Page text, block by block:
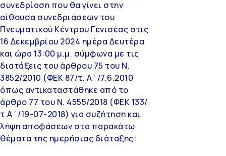
συνεδρίαση που θα γίνει στην
αίθουσα συνεδριάσεων του
Πνευματικού Κέντρου Γενισέας στις
16 Δεκεμβρίου 2024 ημέρα Δευτέρα
και ώρα 13:00 μ.μ. σύμφωνα με τις
διατάξεις του άρθρου 75 του Ν.
3852/2010 (ΦΕΚ 87/τ. Α΄/7.6.2010
όπως αντικαταστάθηκε από το
άρθρο 77 του Ν. 4555/2018 (ΦΕΚ 133/
τ.Α΄/19-07-2018) για συζήτηση και
λήψη αποφάσεων στα παρακάτω
θέματα της ημερήσιας διάταξης: